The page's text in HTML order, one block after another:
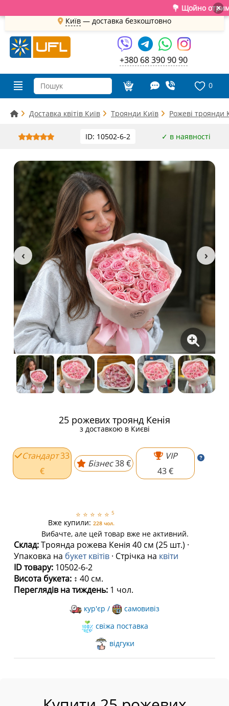
💐 Щойно отримали ×
Київ — доставка безкоштовно
+380 68 390 90 90
0
Доставка квітів Київ Троянди Київ Рожеві троянди
ID: 10502-6-2 ✓ в наявності
25 рожевих троянд Кенія
з доставкою в Києві
Стандарт33
€
Бізнес38 €
VIP
43 €
⭐ ⭐ ⭐ ⭐ ⭐ 5
Вже купили: 228 чол.
Вибачте, але цей товар вже не активний.
Склад:Троянда рожева Кенія 40 см (25 шт.) ·
Упаковка на букет квітів · Стрічка на квіти
ID товару: 10502-6-2
Висота букета: ↕ 40 см.
Переглядів на тиждень: 1 чол.
кур'єр /
самовивіз
свіжа поставка
відгуки